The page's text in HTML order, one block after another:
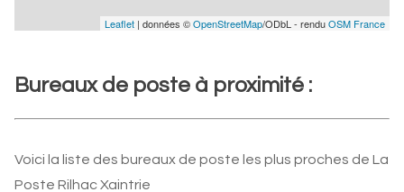
Leaflet | données ©OpenStreetMap/ODbL - renduOSM France
Bureaux de poste à proximité :
Voici la liste des bureaux de poste les plus proches de La
Poste Rilhac Xaintrie